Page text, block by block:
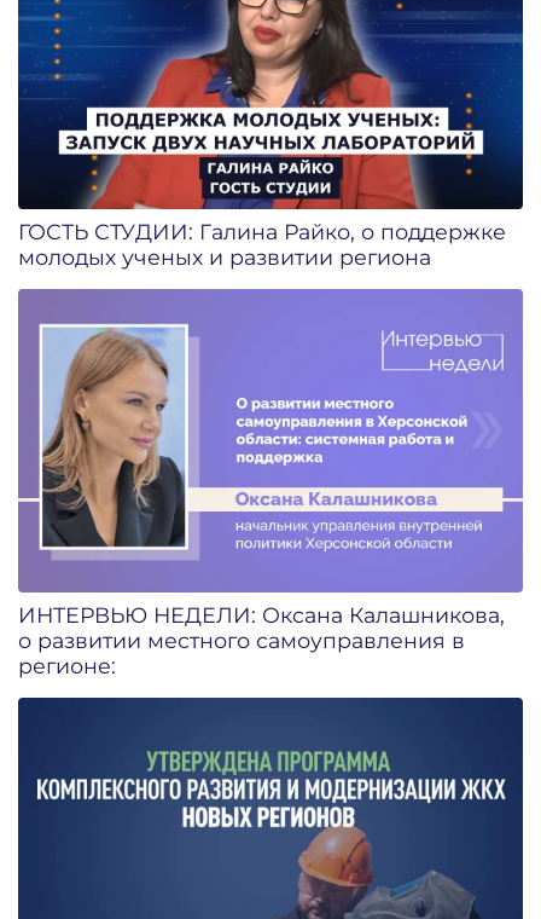
ГОСТЬ СТУДИИ: Галина Райко, о поддержке
молодых ученых и развитии региона
ИНТЕРВЬЮ НЕДЕЛИ: Оксана Калашникова,
о развитии местного самоуправления в
регионе: